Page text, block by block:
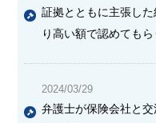
証拠とともに主張し
り高い額で認めても
2024/03/29
弁護士が保険会社と